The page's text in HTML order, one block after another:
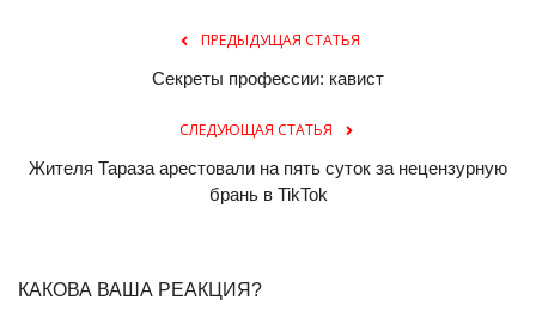
ПРЕДЫДУЩАЯ СТАТЬЯ
Секреты профессии: кавист
СЛЕДУЮЩАЯ СТАТЬЯ
Жителя Тараза арестовали на пять суток за нецензурную
брань в TikTok
КАКОВА ВАША РЕАКЦИЯ?